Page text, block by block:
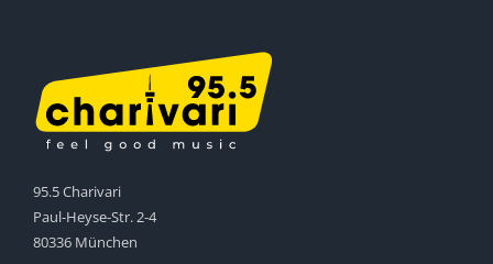
95.5 Charivari
Paul-Heyse-Str. 2-4
80336 München